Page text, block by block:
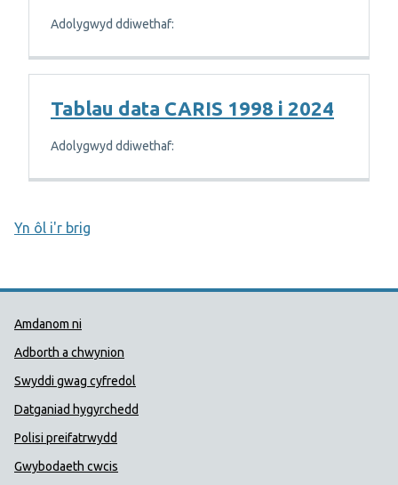
Adolygwyd ddiwethaf:
Tablau data CARIS 1998 i 2024
Adolygwyd ddiwethaf:
Yn ôl i'r brig
Dolenni Cymorth Iechyd
Amdanom ni
Adborth a chwynion
Swyddi gwag cyfredol
Datganiad hygyrchedd
Polisi preifatrwydd
Gwybodaeth cwcis